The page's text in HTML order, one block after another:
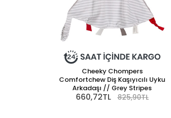
Cheeky Chompers
Comfortchew Diş Kaşıyıcılı Uyku
Arkadaşı // Grey Stripes
660,72TL 825,90TL